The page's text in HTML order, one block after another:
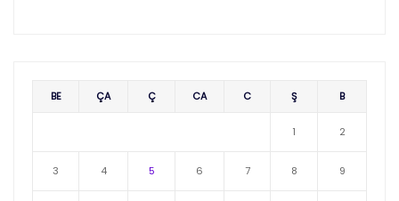
BE ÇA Ç CA C Ş B
1 2
3 4 5 6 7 8 9